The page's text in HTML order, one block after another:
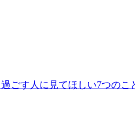
過ごす人に見てほしい7つのこ